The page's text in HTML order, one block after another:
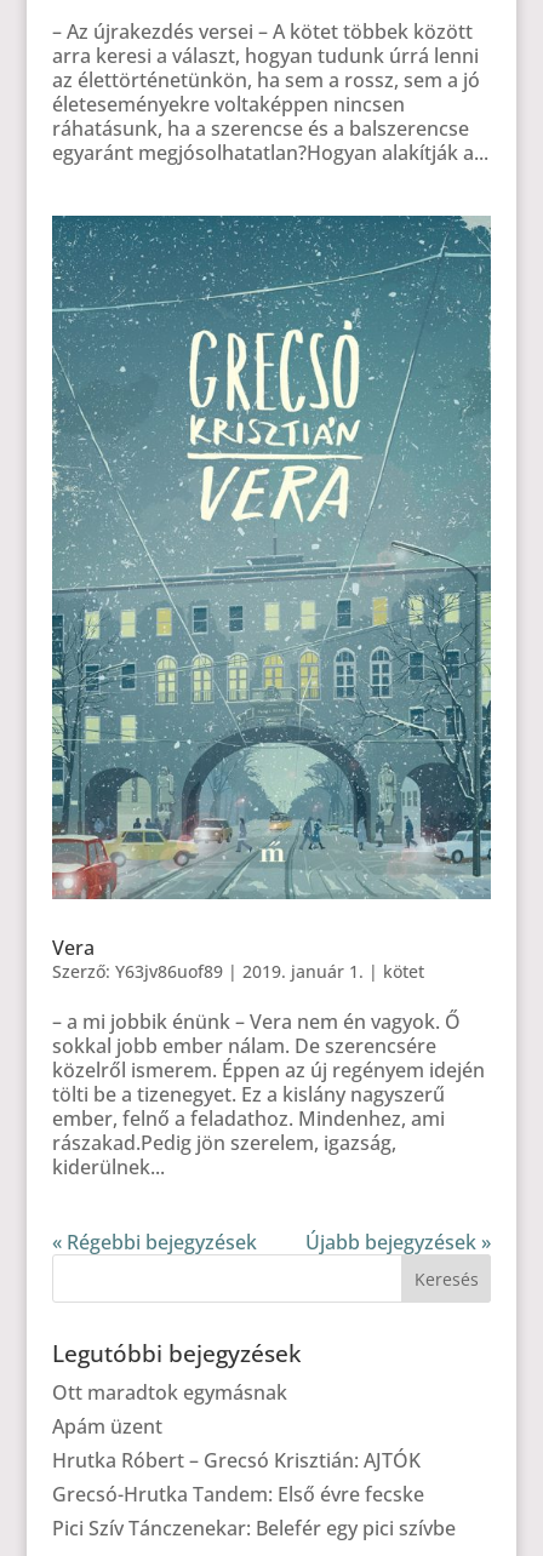
– Az újrakezdés versei – A kötet többek között
arra keresi a választ, hogyan tudunk úrrá lenni
az élettörténetünkön, ha sem a rossz, sem a jó
életeseményekre voltaképpen nincsen
ráhatásunk, ha a szerencse és a balszerencse
egyaránt megjósolhatatlan?Hogyan alakítják a...
Vera
Szerző: Y63jv86uof89| 2019. január 1. | kötet
– a mi jobbik énünk – Vera nem én vagyok. Ő
sokkal jobb ember nálam. De szerencsére
közelről ismerem. Éppen az új regényem idején
tölti be a tizenegyet. Ez a kislány nagyszerű
ember, felnő a feladathoz. Mindenhez, ami
rászakad.Pedig jön szerelem, igazság,
kiderülnek...
« Régebbi bejegyzések Újabb bejegyzések »
Legutóbbi bejegyzések
Ott maradtok egymásnak
Apám üzent
Hrutka Róbert – Grecsó Krisztián: AJTÓK
Grecsó-Hrutka Tandem: Első évre fecske
Pici Szív Tánczenekar: Belefér egy pici szívbe